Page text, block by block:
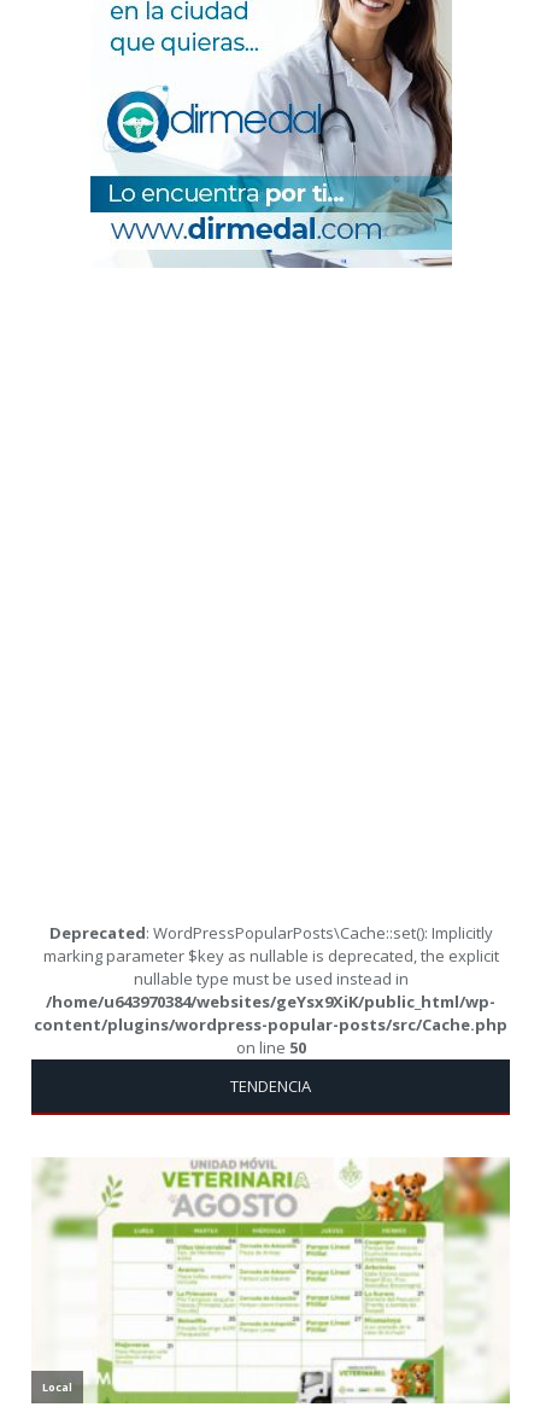
Deprecated: WordPressPopularPosts\Cache::set(): Implicitly
marking parameter $key as nullable is deprecated, the explicit
nullable type must be used instead in
/home/u643970384/websites/geYsx9XiK/public_html/wp-
content/plugins/wordpress-popular-posts/src/Cache.php
on line 50
TENDENCIA